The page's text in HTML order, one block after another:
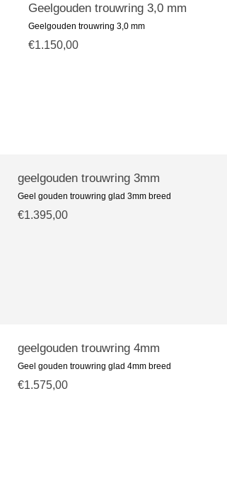
Geelgouden trouwring 3,0 mm
Geelgouden trouwring 3,0 mm
€1.150,00
geelgouden trouwring 3mm
Geel gouden trouwring glad 3mm breed
€1.395,00
geelgouden trouwring 4mm
Geel gouden trouwring glad 4mm breed
€1.575,00